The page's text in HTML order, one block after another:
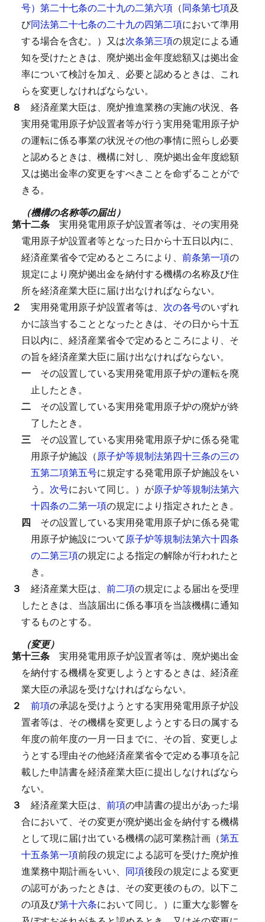
号）第二十七条の二十九の二第六項 （同条第七項及
び同法第二十七条の二十九の四第二項において準用
する場合を含む。）又は次条第三項の規定による通
知を受けたときは、廃炉拠出金年度総額又は拠出金
率について検討を加え、必要と認めるときは、これ
らを変更しなければならない。
８ 経済産業大臣は、廃炉推進業務の実施の状況、各
実用発電用原子炉設置者等が行う実用発電用原子炉
の運転に係る事業の状況その他の事情に照らし必要
と認めるときは、機構に対し、廃炉拠出金年度総額
又は拠出金率の変更をすべきことを命ずることがで
きる。
（機構の名称等の届出）
第十二条 実用発電用原子炉設置者等は、その実用発
電用原子炉設置者等となった日から十五日以内に、
経済産業省令で定めるところにより、 前条第一項の
規定により廃炉拠出金を納付する機構の名称及び住
所を経済産業大臣に届け出なければならない。
２ 実用発電用原子炉設置者等は、 次の各号のいずれ
かに該当することとなったときは、その日から十五
日以内に、経済産業省令で定めるところにより、そ
の旨を経済産業大臣に届け出なければならない。
一 その設置している実用発電用原子炉の運転を廃
止したとき。
二 その設置している実用発電用原子炉の廃炉が終
了したとき。
三 その設置している実用発電用原子炉に係る発電
用原子炉施設（原子炉等規制法第四十三条の三の
五第二項第五号に規定する発電用原子炉施設をい
う。 次号において同じ。）が原子炉等規制法第六
十四条の二第一項の規定により指定されたとき。
四 その設置している実用発電用原子炉に係る発電
用原子炉施設について原子炉等規制法第六十四条
の二第三項の規定による指定の解除が行われたと
き。
３ 経済産業大臣は、 前二項の規定による届出を受理
したときは、当該届出に係る事項を当該機構に通知
するものとする。
（変更）
第十三条 実用発電用原子炉設置者等は、廃炉拠出金
を納付する機構を変更しようとするときは、経済産
業大臣の承認を受けなければならない。
２ 前項の承認を受けようとする実用発電用原子炉設
置者等は、その機構を変更しようとする日の属する
年度の前年度の一月一日までに、その旨、変更しよ
うとする理由その他経済産業省令で定める事項を記
載した申請書を経済産業大臣に提出しなければなら
ない。
３ 経済産業大臣は、 前項の申請書の提出があった場
合において、その変更が廃炉拠出金を納付する機構
として現に届け出ている機構の認可業務計画（第五
十五条第一項前段の規定による認可を受けた廃炉推
進業務中期計画をいい、 同項後段の規定による変更
の認可があったときは、その変更後のもの。以下こ
の項及び第十六条において同じ。）に重大な影響を